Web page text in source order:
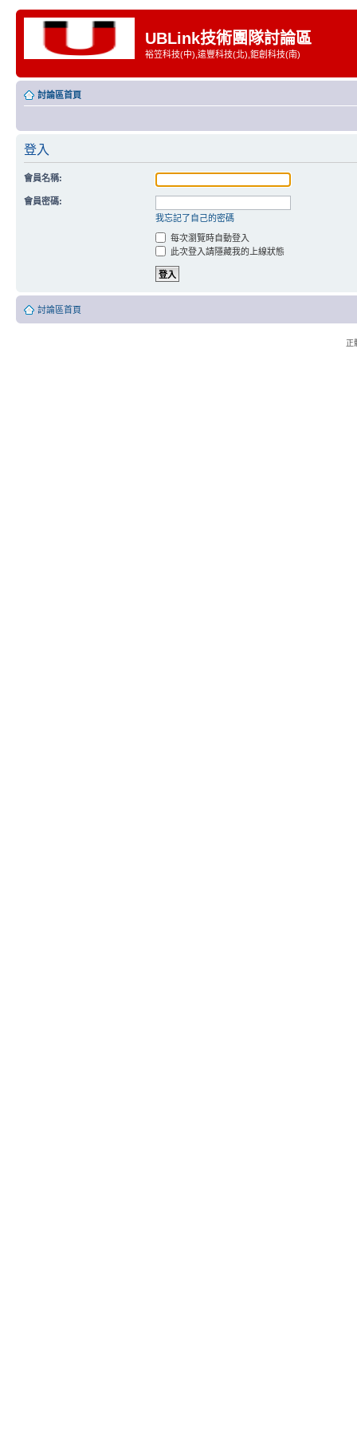
UBLink技術團隊討論區
裕笠科技(中),遠豐科技(北),鉅創科技(南)
討論區首頁
登入
會員名稱:
會員密碼:
我忘記了自己的密碼
每次瀏覽時自動登入
此次登入請隱藏我的上線狀態
討論區首頁
正